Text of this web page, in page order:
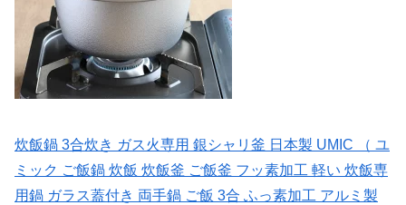
炊飯鍋 3合炊き ガス火専用 銀シャリ釜 日本製 UMIC （ ユ
ミック ご飯鍋 炊飯 炊飯釜 ご飯釜 フッ素加工 軽い 炊飯専
用鍋 ガラス蓋付き 両手鍋 ご飯 3合 ふっ素加工 アルミ製